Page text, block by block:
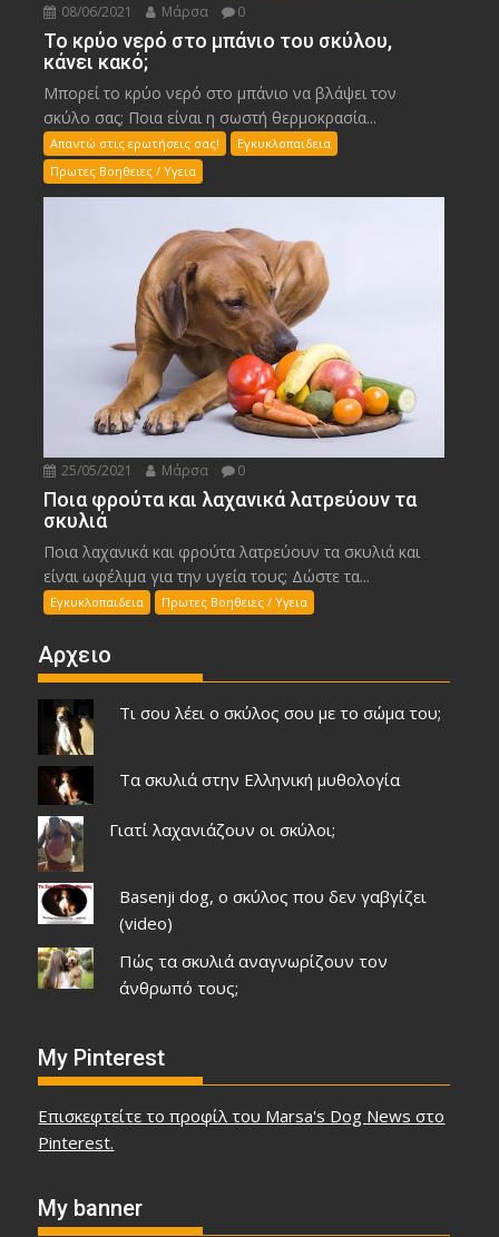
08/06/2021 Μάρσα 0
Το κρύο νερό στο μπάνιο του σκύλου,
κάνει κακό;
Μπορεί το κρύο νερό στο μπάνιο να βλάψει τον
σκύλο σας; Ποια είναι η σωστή θερμοκρασία...
Απαντώ στις ερωτήσεις σας!
Εγκυκλοπαιδεια
Πρωτες Βοηθειες / Υγεια
25/05/2021 Μάρσα 0
Ποια φρούτα και λαχανικά λατρεύουν τα
σκυλιά
Ποια λαχανικά και φρούτα λατρεύουν τα σκυλιά και
είναι ωφέλιμα για την υγεία τους; Δώστε τα...
Εγκυκλοπαιδεια Πρωτες Βοηθειες / Υγεια
Αρχειο
Τι σου λέει ο σκύλος σου με το σώμα του;
Τα σκυλιά στην Ελληνική μυθολογία
Γιατί λαχανιάζουν οι σκύλοι;
Basenji dog, ο σκύλος που δεν γαβγίζει
(video)
Πώς τα σκυλιά αναγνωρίζουν τον
άνθρωπό τους;
My Pinterest
Επισκεφτείτε το προφίλ του Marsa's Dog News στο
Pinterest.
My banner